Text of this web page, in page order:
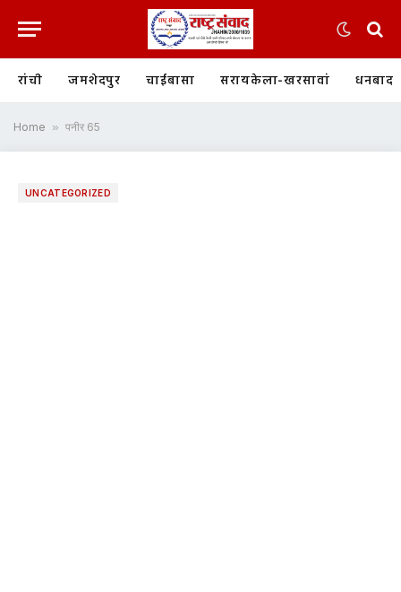
रांची जमशेदपुर चाईबासा सरायकेला-खरसावां धनबाद
Home » पनीर 65
UNCATEGORIZED